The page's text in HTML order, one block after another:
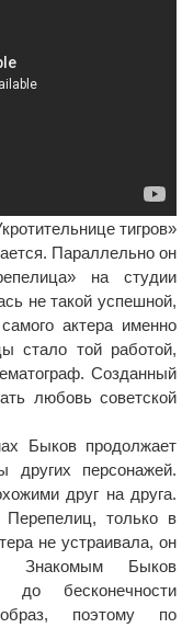
тигров»
Параллельно он
на студии
не такой успешной,
актера именно
стало той работой,
Созданный
любовь советской
Быков продолжает
других персонажей.
друг на друга.
только в
не устраивала, он
Знакомым Быков
до бесконечности
поэтому по